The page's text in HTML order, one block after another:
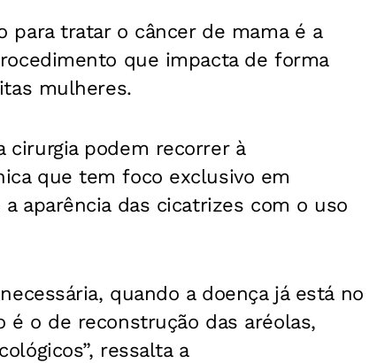
para tratar o câncer de mama é a
que impacta de forma
mulheres.
cirurgia podem recorrer à
que tem foco exclusivo em
aparência das cicatrizes com o uso
quando a doença já está no
é o de reconstrução das aréolas,
ressalta a